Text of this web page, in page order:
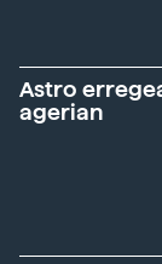
Astro
agerian